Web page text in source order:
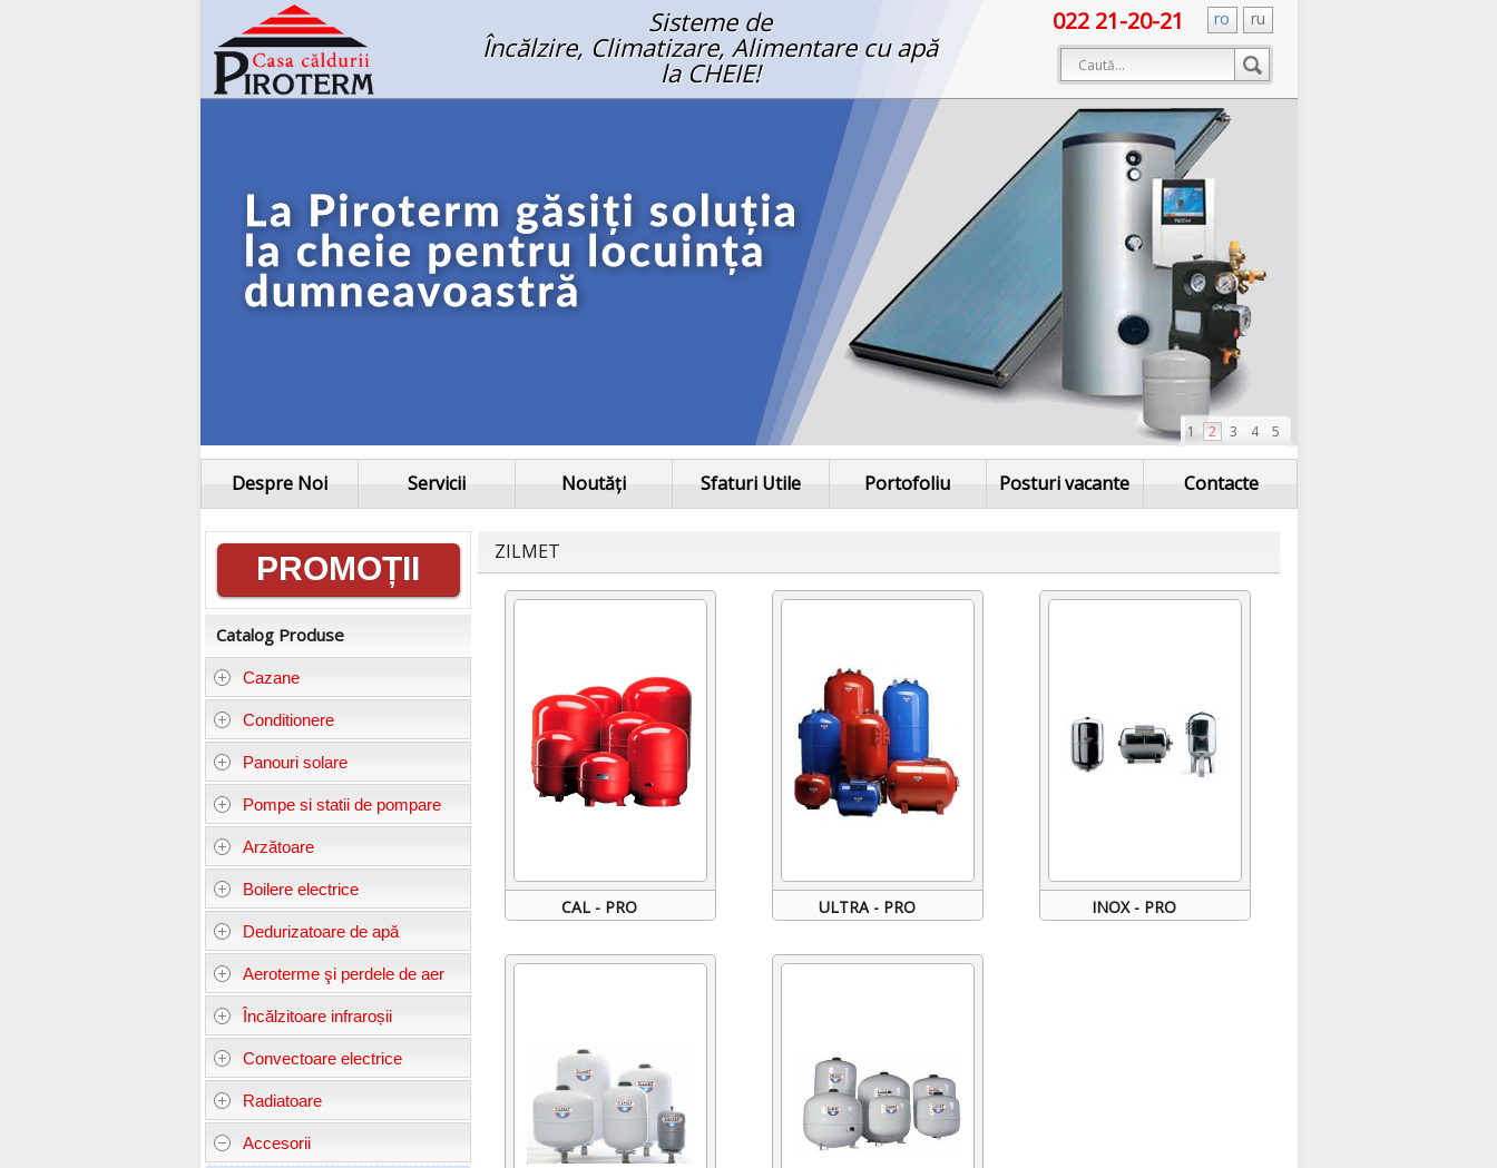
Sisteme de
Încălzire, Climatizare, Alimentare cu apă
la CHEIE!
022 21-20-21 ru
ro
1 2 3 4 5
Despre Noi Servicii Noutăți Sfaturi Utile Portofoliu Posturi vacante
Contacte
Informații
generale
PROMOȚII
Catalog Produse
Cazane
Conditionere
Panouri solare
Pompe si statii de pompare
Arzătoare
Boilere electrice
Dedurizatoare de apă
Aeroterme şi perdele de aer
Încălzitoare infraroșii
Convectoare electrice
Radiatoare
Accesorii
ZILMET
CAL - PRO ULTRA - PRO INOX - PRO